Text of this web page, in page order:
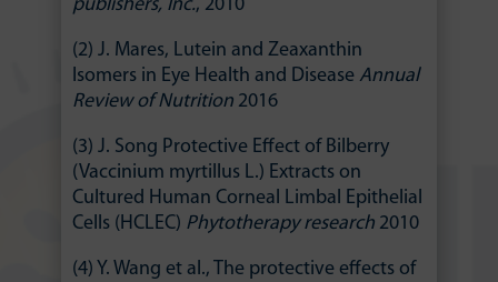
publishers, Inc., 2010
(2) J. Mares, Lutein and Zeaxanthin
Isomers in Eye Health and Disease Annual
Review of Nutrition 2016
(3) J. Song Protective Effect of Bilberry
(Vaccinium myrtillus L.) Extracts on
Cultured Human Corneal Limbal Epithelial
Cells (HCLEC) Phytotherapy research2010
(4) Y. Wang et al., The protective effects of